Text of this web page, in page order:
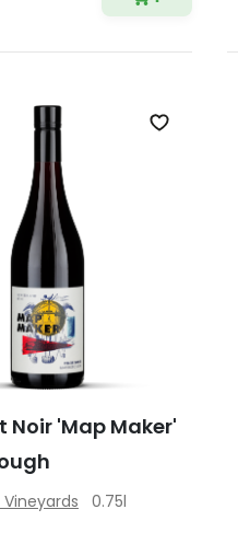
Zet op
Noir 'Map Maker'
0.75l